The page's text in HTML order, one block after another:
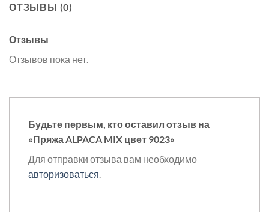
ОТЗЫВЫ (0)
Отзывы
Отзывов пока нет.
Будьте первым, кто оставил отзыв на
«Пряжа ALPACA MIX цвет 9023»
Для отправки отзыва вам необходимо
авторизоваться